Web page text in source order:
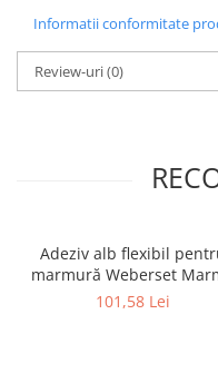
Informatii conformitate
Review-uri(0)
Adeziv alb flexibil
marmură Weberset
Plus, 25 kg
101,58 Lei